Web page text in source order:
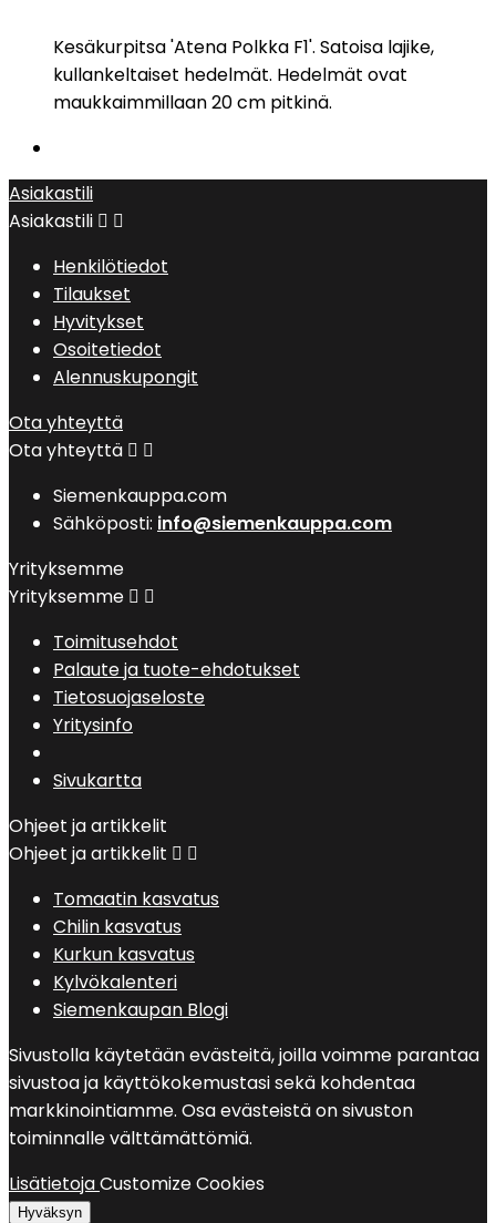
Kesäkurpitsa 'Atena Polkka F1'. Satoisa lajike,
kullankeltaiset hedelmät. Hedelmät ovat
maukkaimmillaan 20 cm pitkinä.
Asiakastili
Asiakastili  
Henkilötiedot
Tilaukset
Hyvitykset
Osoitetiedot
Alennuskupongit
Ota yhteyttä
Ota yhteyttä  
Siemenkauppa.com
Sähköposti: info@siemenkauppa.com
Yrityksemme
Yrityksemme  
Toimitusehdot
Palaute ja tuote-ehdotukset
Tietosuojaseloste
Yritysinfo
Sivukartta
Ohjeet ja artikkelit
Ohjeet ja artikkelit  
Tomaatin kasvatus
Chilin kasvatus
Kurkun kasvatus
Kylvökalenteri
Siemenkaupan Blogi
Sivustolla käytetään evästeitä, joilla voimme parantaa
sivustoa ja käyttökokemustasi sekä kohdentaa
markkinointiamme. Osa evästeistä on sivuston
toiminnalle välttämättömiä.
LisätietojaCustomize Cookies
Hyväksyn